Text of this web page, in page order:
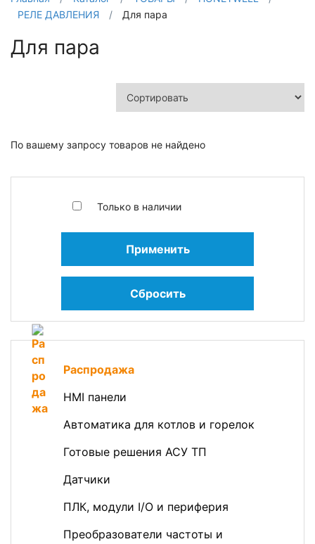
РЕЛЕ ДАВЛЕНИЯ
/ Для пара
Только в наличии
Применить
Сбросить
Распродажа
HMI панели
Автоматика для котлов и горелок
Готовые решения АСУ ТП
Датчики
ПЛК, модули I/O и периферия
Преобразователи частоты и
Для пара
По вашему запросу товаров не найдено